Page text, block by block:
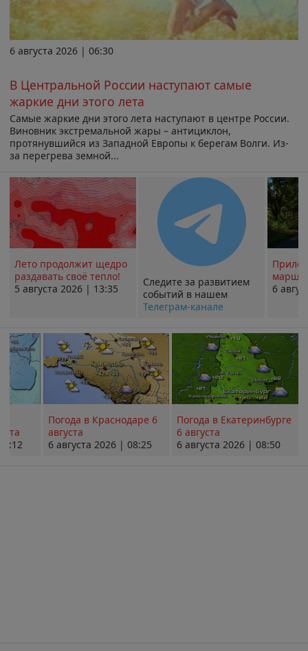
6 августа 2026 | 06:30
В Центральной России наступают самые
жаркие дни этого лета
Самые жаркие дни этого лета наступают в центре России.
Виновник экстремальной жары – антициклон,
протянувшийся из Западной Европы к берегам Волги. Из-
за перегрева земной...
Лето продолжит щедро
раздавать своё тепло!
5 августа 2026 | 13:35
Следите за развитием
событий в нашем
Телеграм-канале
6
Погода в Краснодаре 6
августа
6 августа 2026 | 08:25
Погода в Екатеринбурге
6 августа
6 августа 2026 | 08:50